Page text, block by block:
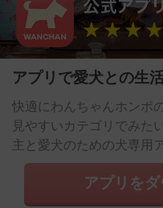
アプリで愛犬との生
快適にわんちゃんホンポ
見やすいカテゴリでみた
主と愛犬のための犬専用
アプリを